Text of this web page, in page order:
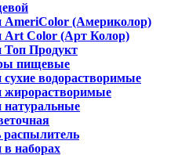
AmeriColor (Америколор)
Art Color (Арт Колор)
Топ Продукт
пищевые
сухие водорастворимые
жирорастворимые
натуральные
распылитель
в наборах